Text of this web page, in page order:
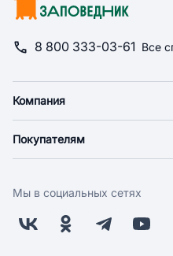
8 800 333-03-61 Все
Компания
Новости
Поставщикам
Заводчикам
Покупателям
Оплата
Бонусная программа
Мы в социальных сетях